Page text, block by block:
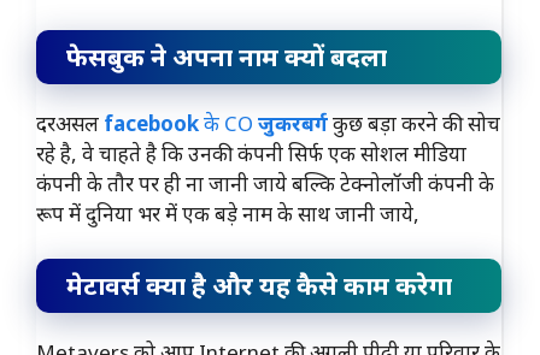
फेसबुक ने अपना नाम क्यों बदला
दरअसल facebookके CO जुकरबर्गकुछ बड़ा करने की सोच
रहे है, वे चाहते है कि उनकी कंपनी सिर्फ एक सोशल मीडिया
कंपनी के तौर पर ही ना जानी जाये बल्कि टेक्नोलॉजी कंपनी के
रूप में दुनिया भर में एक बड़े नाम के साथ जानी जाये,
मेटावर्स क्या है और यह कैसे काम करेगा